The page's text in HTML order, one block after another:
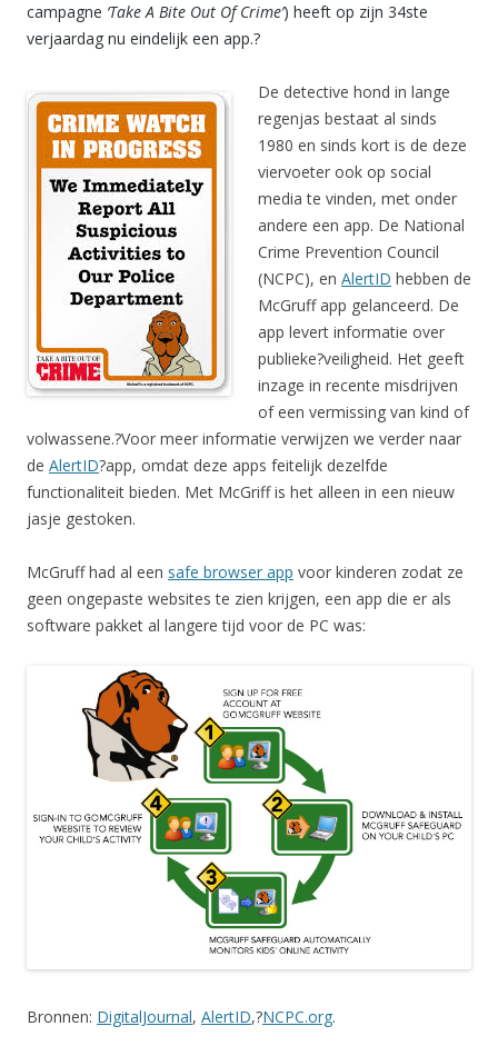
campagne ‘Take A Bite Out Of Crime’) heeft op zijn 34ste
verjaardag nu eindelijk een app.?
De detective hond in lange
regenjas bestaat al sinds
1980 en sinds kort is de deze
viervoeter ook op social
media te vinden, met onder
andere een app. De National
Crime Prevention Council
(NCPC), en AlertID hebben de
McGruff app gelanceerd. De
app levert informatie over
publieke?veiligheid. Het geeft
inzage in recente misdrijven
of een vermissing van kind of
volwassene.?Voor meer informatie verwijzen we verder naar
de AlertID?app, omdat deze apps feitelijk dezelfde
functionaliteit bieden. Met McGriff is het alleen in een nieuw
jasje gestoken.
McGruff had al een safe browser app voor kinderen zodat ze
geen ongepaste websites te zien krijgen, een app die er als
software pakket al langere tijd voor de PC was:
Bronnen: DigitalJournal, AlertID,?NCPC.org.